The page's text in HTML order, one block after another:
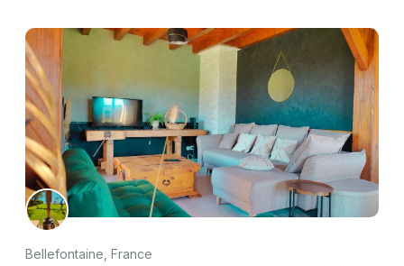
Bellefontaine, France